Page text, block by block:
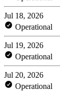
Jul 18, 2026
Operational
Jul 19, 2026
Operational
Jul 20, 2026
Operational